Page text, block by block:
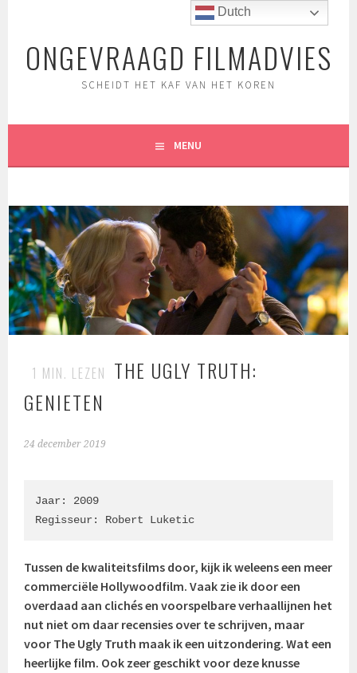
inhoudONGEVRAAGD FILMADVIES
SCHEIDT HET KAF VAN HET KOREN
MENU
1 MIN. LEZEN THE UGLY TRUTH:
GENIETEN
24 december 2019
Jaar: 2009
Regisseur: Robert Luketic
Tussen de kwaliteitsfilms door, kijk ik weleens een meer
commerciële Hollywoodfilm. Vaak zie ik door een
overdaad aan clichés en voorspelbare verhaallijnen het
nut niet om daar recensies over te schrijven, maar
voor The Ugly Truth maak ik een uitzondering. Wat een
heerlijke film. Ook zeer geschikt voor deze knusse
Dutch